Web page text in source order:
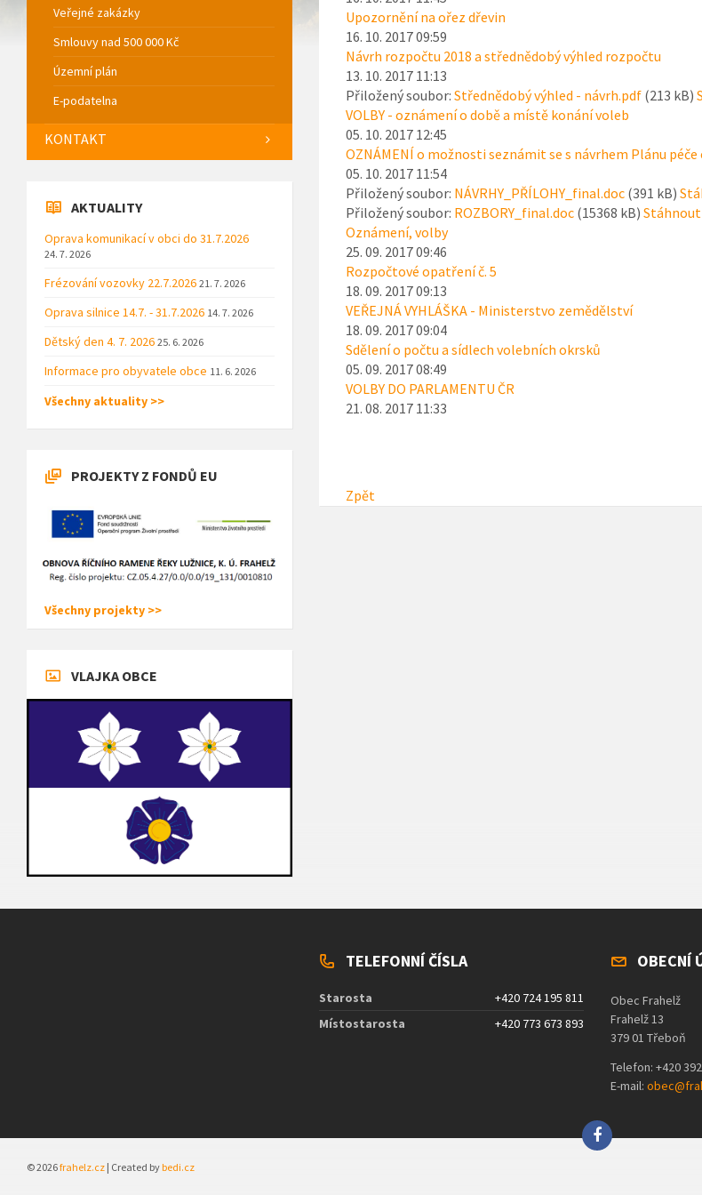
Upozornění na ořez dřevin
16. 10. 2017 09:59
Návrh rozpočtu 2018 a střednědobý výhled rozpočtu
13. 10. 2017 11:13
Přiložený soubor: Střednědobý výhled - návrh.pdf(213 kB)
VOLBY - oznámení o době a místě konání voleb
05. 10. 2017 12:45
OZNÁMENÍ o možnosti seznámit se s návrhem Plánu
05. 10. 2017 11:54
Přiložený soubor: NÁVRHY_PŘÍLOHY_final.doc(391 kB)
Přiložený soubor: ROZBORY_final.doc(15368 kB) Stáhnout
Oznámení, volby
25. 09. 2017 09:46
Rozpočtové opatření č. 5
18. 09. 2017 09:13
VEŘEJNÁ VYHLÁŠKA - Ministerstvo zemědělství
18. 09. 2017 09:04
Sdělení o počtu a sídlech volebních okrsků
05. 09. 2017 08:49
VOLBY DO PARLAMENTU ČR
21. 08. 2017 11:33
Zpět
Veřejné zakázky
Smlouvy nad 500 000 Kč
Územní plán
E-podatelna
KONTAKT
AKTUALITY
Oprava komunikací v obci do 31.7.2026
24. 7. 2026
Frézování vozovky 22.7.2026 21. 7. 2026
Oprava silnice 14.7. - 31.7.2026 14. 7. 2026
Dětský den 4. 7. 2026 25. 6. 2026
Informace pro obyvatele obce 11. 6. 2026
Všechny aktuality >>
PROJEKTY Z FONDŮ EU
Všechny projekty >>
VLAJKA OBCE
TELEFONNÍ ČÍSLA
Starosta
+420 724 195 811
Místostarosta
+420 773 673 893
OBECNÍ
Obec Frahelž
Frahelž 13
379 01 Třeboň
Telefon: +420
E-mail:
© 2026frahelz.cz | Created bybedi.cz